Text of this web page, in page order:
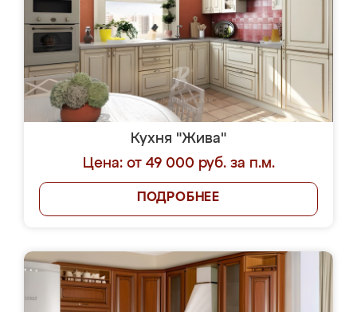
Кухня "Жива"
Цена: от 49 000 руб. за п.м.
ПОДРОБНЕЕ